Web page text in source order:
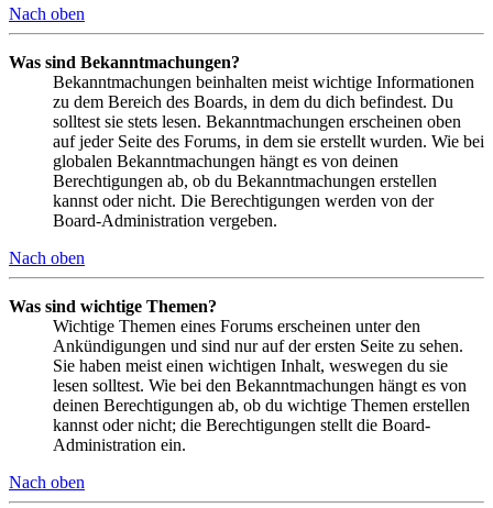
Nach oben
Was sind Bekanntmachungen?
Bekanntmachungen beinhalten meist wichtige Informationen
zu dem Bereich des Boards, in dem du dich befindest. Du
solltest sie stets lesen. Bekanntmachungen erscheinen oben
auf jeder Seite des Forums, in dem sie erstellt wurden. Wie bei
globalen Bekanntmachungen hängt es von deinen
Berechtigungen ab, ob du Bekanntmachungen erstellen
kannst oder nicht. Die Berechtigungen werden von der
Board-Administration vergeben.
Nach oben
Was sind wichtige Themen?
Wichtige Themen eines Forums erscheinen unter den
Ankündigungen und sind nur auf der ersten Seite zu sehen.
Sie haben meist einen wichtigen Inhalt, weswegen du sie
lesen solltest. Wie bei den Bekanntmachungen hängt es von
deinen Berechtigungen ab, ob du wichtige Themen erstellen
kannst oder nicht; die Berechtigungen stellt die Board-
Administration ein.
Nach oben